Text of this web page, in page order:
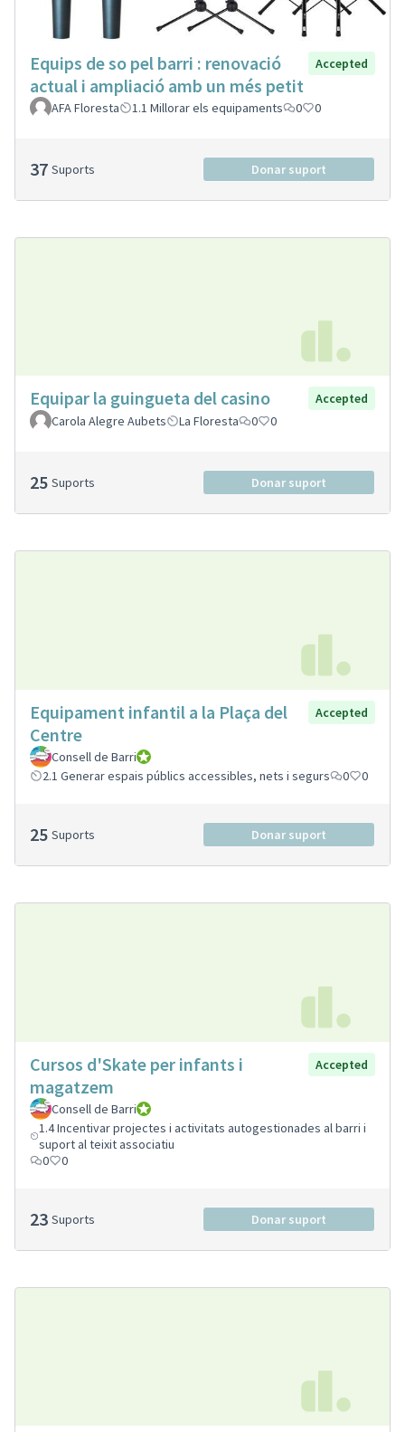
Equips de so pel barri : renovació
actual i ampliació amb un més petit
Accepted
AFA Floresta 1.1 Millorar els equipaments 0 0
37 Suports Donar suport
Equipar la guingueta del casino
Accepted
Carola Alegre Aubets
La Floresta 0 0
25 Suports Donar suport
Equipament infantil a la Plaça del
Centre
Accepted
Consell de BarriConsell de Barri
2.1 Generar espais públics accessibles, nets i segurs
0 0
25 Suports Donar suport
Cursos d'Skate per infants i
magatzem
Accepted
Consell de BarriConsell de Barri
1.4 Incentivar projectes i activitats autogestionades al barri i
suport al teixit associatiu
0
0
23 Suports Donar suport